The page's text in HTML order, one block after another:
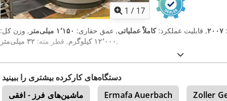
1 / 17
۲۰۰۷, قابلیت عملکرد:کاملاً عملیاتی, عمق حفاری: ۱٬۱۵۰ میلی‌متر
, وزن کل:
۱۲٬۰۰۰ کیلوگرم
, قطر مته: ۳۲ میلی‌متر ,
دستگاه‌های کارکرده بیشتری را ببینید
ماشین‌های فرز - افقی
Ermafa Auerbach Zoller